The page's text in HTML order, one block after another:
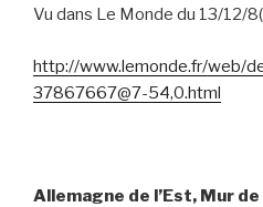
Vu dans Le Monde du 13/12/
http://www.lemonde.fr/web/
37867667@7-54,0.html
Allemagne de l’Est, Mur